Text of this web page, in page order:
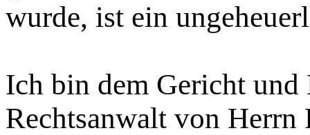
wurde, ist ein
Ich bin dem Gericht
Rechtsanwalt von Herrn